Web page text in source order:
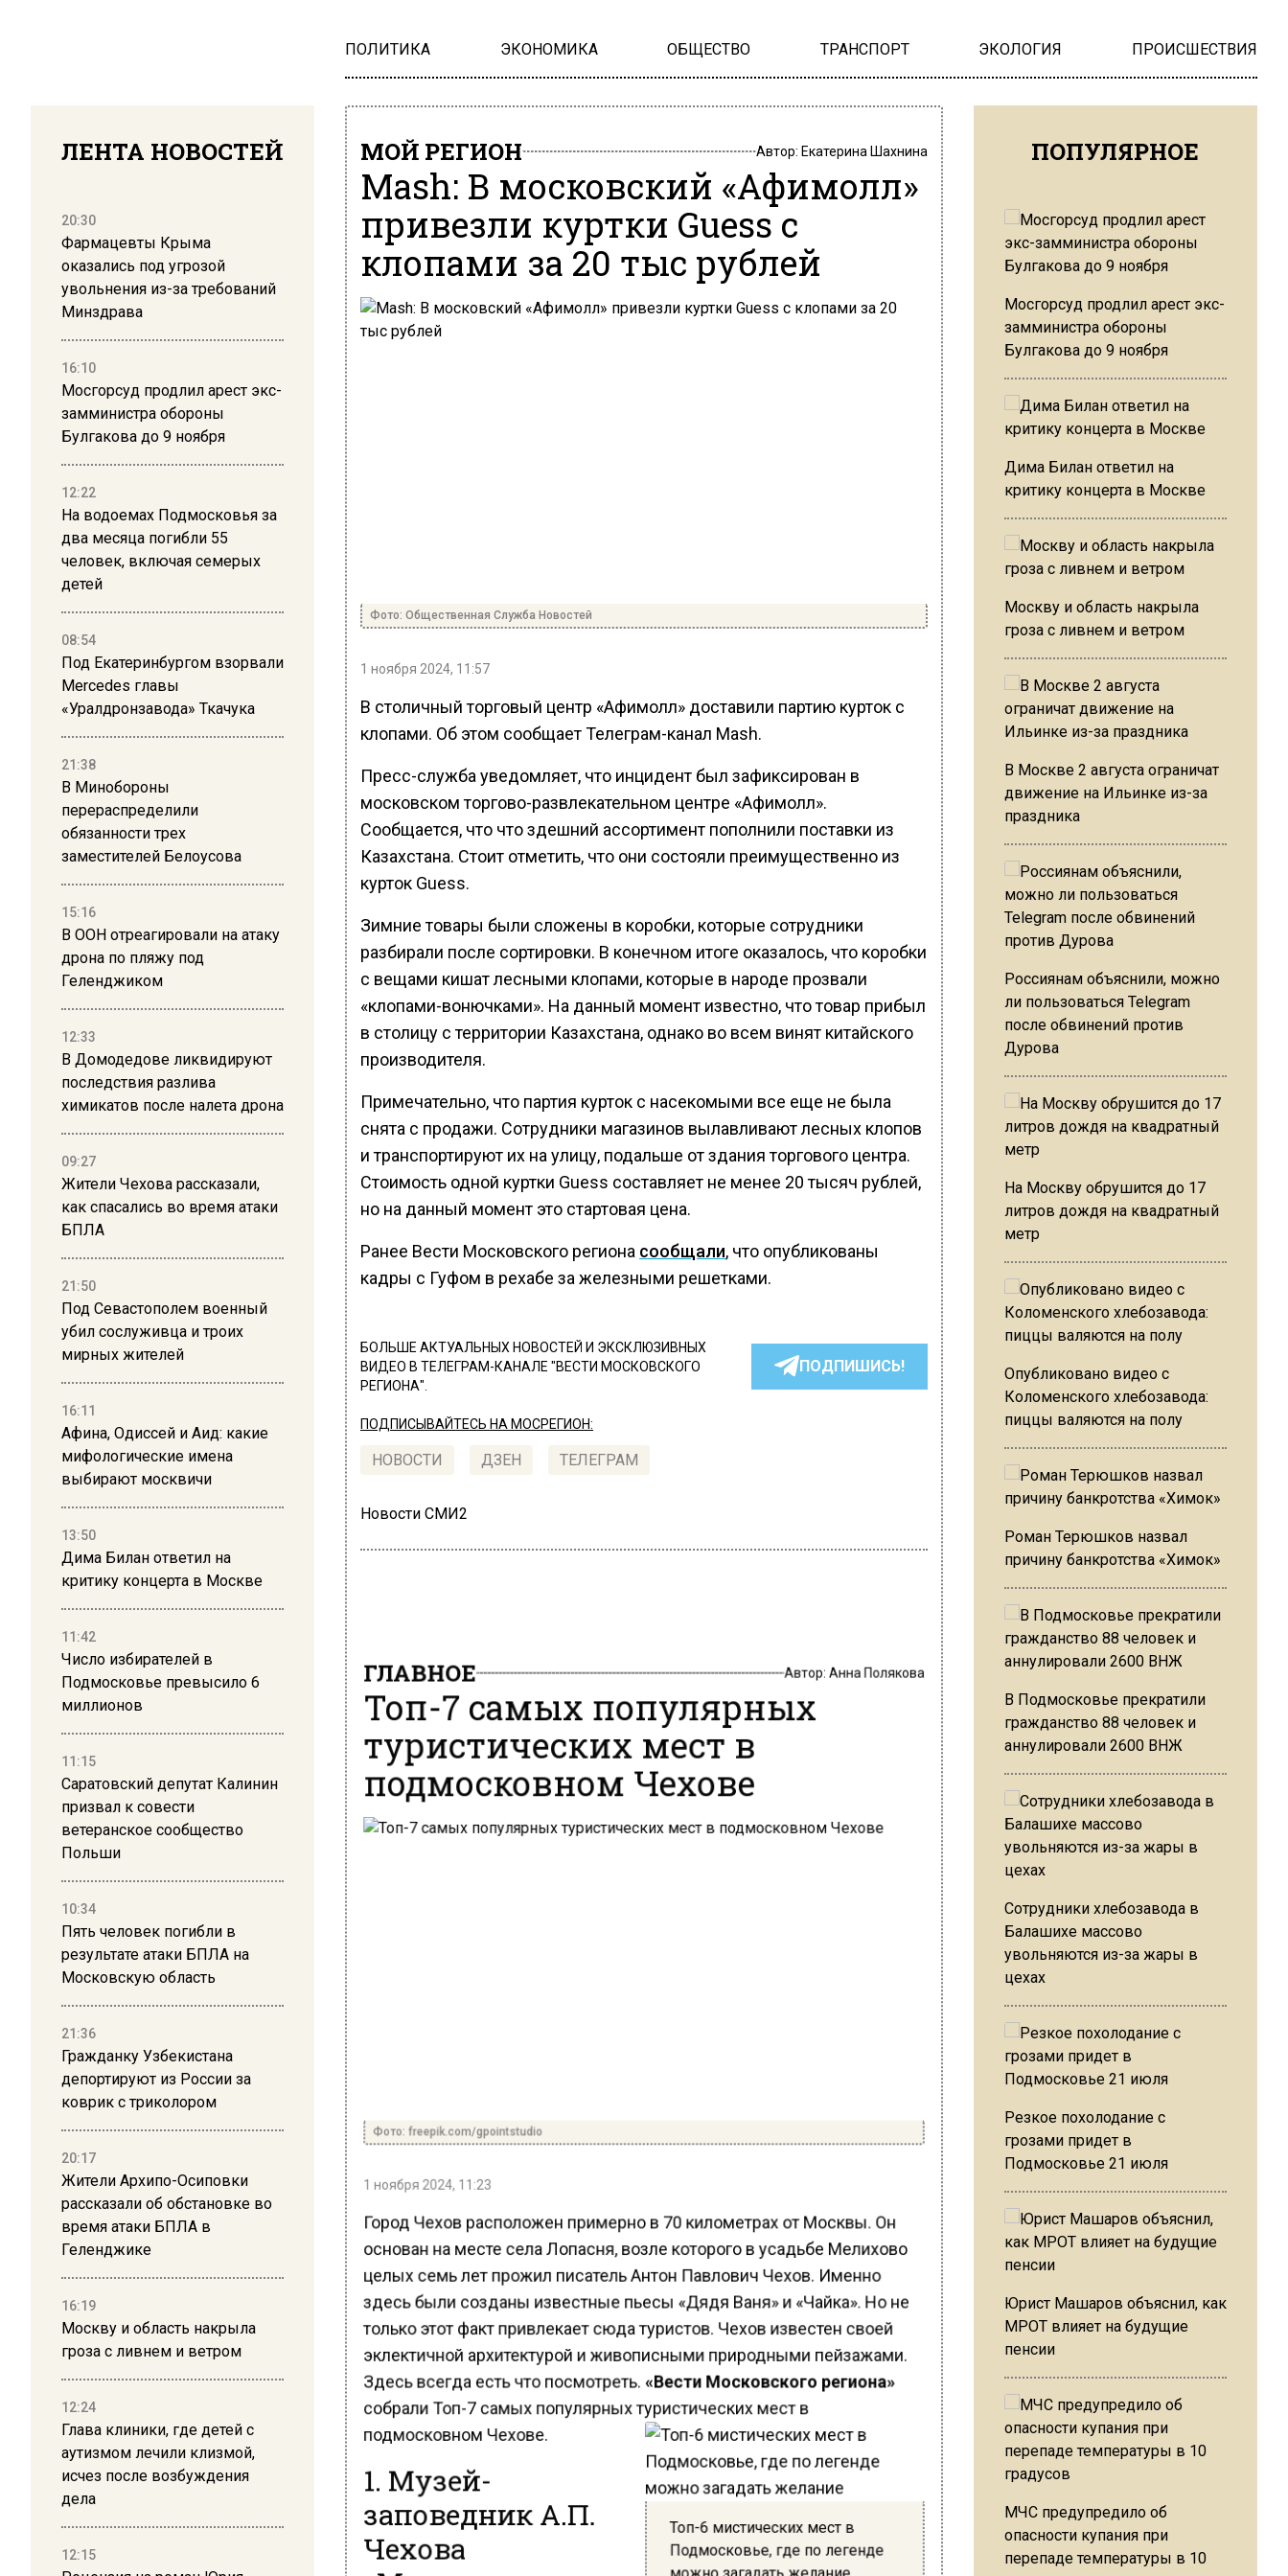
ПОЛИТИКА ЭКОНОМИКА ОБЩЕСТВО ТРАНСПОРТ ЭКОЛОГИЯ ПРОИСШЕСТВИЯ
ЛЕНТА НОВОСТЕЙ
20:30
Фармацевты Крыма
оказались под угрозой
увольнения из-за требований
Минздрава
16:10
Мосгорсуд продлил арест экс-
замминистра обороны
Булгакова до 9 ноября
12:22
На водоемах Подмосковья за
два месяца погибли 55
человек, включая семерых
детей
08:54
Под Екатеринбургом взорвали
Mercedes главы
«Уралдронзавода» Ткачука
21:38
В Минобороны
перераспределили
обязанности трех
заместителей Белоусова
15:16
В ООН отреагировали на атаку
дрона по пляжу под
Геленджиком
12:33
В Домодедове ликвидируют
последствия разлива
химикатов после налета дрона
09:27
Жители Чехова рассказали,
как спасались во время атаки
БПЛА
21:50
Под Севастополем военный
убил сослуживца и троих
мирных жителей
16:11
Афина, Одиссей и Аид: какие
мифологические имена
выбирают москвичи
13:50
Дима Билан ответил на
критику концерта в Москве
11:42
Число избирателей в
Подмосковье превысило 6
миллионов
11:15
Саратовский депутат Калинин
призвал к совести
ветеранское сообщество
Польши
10:34
Пять человек погибли в
результате атаки БПЛА на
Московскую область
21:36
Гражданку Узбекистана
депортируют из России за
коврик с триколором
20:17
Жители Архипо-Осиповки
рассказали об обстановке во
время атаки БПЛА в
Геленджике
16:19
Москву и область накрыла
гроза с ливнем и ветром
12:24
Глава клиники, где детей с
аутизмом лечили клизмой,
исчез после возбуждения
дела
12:15
МОЙ РЕГИОН Автор: Екатерина Шахнина
Mash: В московский «Афимолл»
привезли куртки Guess с
клопами за 20 тыс рублей
Фото: Общественная Служба Новостей
1 ноября 2024, 11:57
В столичный торговый центр «Афимолл» доставили партию курток с
клопами. Об этом сообщает Телеграм-канал Mash.
Пресс-служба уведомляет, что инцидент был зафиксирован в
московском торгово-развлекательном центре «Афимолл».
Сообщается, что что здешний ассортимент пополнили поставки из
Казахстана. Стоит отметить, что они состояли преимущественно из
курток Guess.
Зимние товары были сложены в коробки, которые сотрудники
разбирали после сортировки. В конечном итоге оказалось, что коробки
с вещами кишат лесными клопами, которые в народе прозвали
«клопами-вонючками». На данный момент известно, что товар прибыл
в столицу с территории Казахстана, однако во всем винят китайского
производителя.
Примечательно, что партия курток с насекомыми все еще не была
снята с продажи. Сотрудники магазинов вылавливают лесных клопов
и транспортируют их на улицу, подальше от здания торгового центра.
Стоимость одной куртки Guess составляет не менее 20 тысяч рублей,
но на данный момент это стартовая цена.
Ранее Вести Московского региона сообщали, что опубликованы
кадры с Гуфом в рехабе за железными решетками.
БОЛЬШЕ АКТУАЛЬНЫХ НОВОСТЕЙ И ЭКСКЛЮЗИВНЫХ
ВИДЕО В ТЕЛЕГРАМ-КАНАЛЕ "ВЕСТИ МОСКОВСКОГО
РЕГИОНА".
ПОДПИШИСЬ!
ПОДПИСЫВАЙТЕСЬ НА МОСРЕГИОН:
НОВОСТИ ДЗЕН ТЕЛЕГРАМ
Новости СМИ2
Топ-7 самых популярных
туристических мест в
подмосковном Чехове
основан на месте села Лопасня, возле которого в усадьбе Мелихово
целых семь лет прожил писатель Антон Павлович Чехов. Именно
здесь были созданы известные пьесы «Дядя Ваня» и «Чайка». Но не
только этот факт привлекает сюда туристов. Чехов известен своей
эклектичной архитектурой и живописными природными пейзажами.
Здесь всегда есть что посмотреть.«Вести Московского региона»
собрали Топ-7 самых популярных туристических мест в
подмосковном Чехове.
Подмосковье, где по легенде
можно загадать желание
1. Музей-
заповедник А.П.
Чехова
ПОПУЛЯРНОЕ
Мосгорсуд продлил арест экс-
замминистра обороны
Булгакова до 9 ноября
Дима Билан ответил на
критику концерта в Москве
Москву и область накрыла
гроза с ливнем и ветром
В Москве 2 августа ограничат
движение на Ильинке из-за
праздника
Россиянам объяснили, можно
ли пользоваться Telegram
после обвинений против
Дурова
На Москву обрушится до 17
литров дождя на квадратный
метр
Опубликовано видео с
Коломенского хлебозавода:
пиццы валяются на полу
Роман Терюшков назвал
причину банкротства «Химок»
В Подмосковье прекратили
гражданство 88 человек и
аннулировали 2600 ВНЖ
Сотрудники хлебозавода в
Балашихе массово
увольняются из-за жары в
цехах
Резкое похолодание с
грозами придет в
Подмосковье 21 июля
Юрист Машаров объяснил, как
МРОТ влияет на будущие
пенсии
МЧС предупредило об
опасности купания при
перепаде температуры в 10